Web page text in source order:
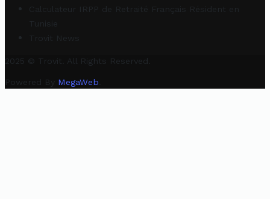
Calculateur IRPP de Retraité Français Résident en
Tunisie
Trovit News
2025 © Trovit. All Rights Reserved.
Powered By MegaWeb